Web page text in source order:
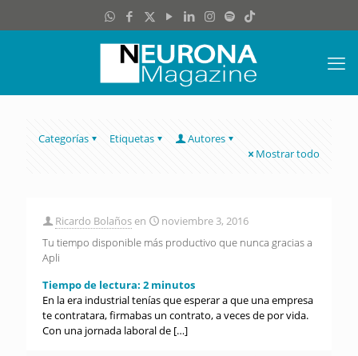
Categorías Etiquetas
Autores
Mostrar todo
Ricardo Bolaños en
noviembre 3, 2016
Tu tiempo disponible más productivo que nunca gracias a
Apli
Tiempo de lectura: 2 minutos
En la era industrial tenías que esperar a que una empresa
te contratara, firmabas un contrato, a veces de por vida.
Con una jornada laboral de […]